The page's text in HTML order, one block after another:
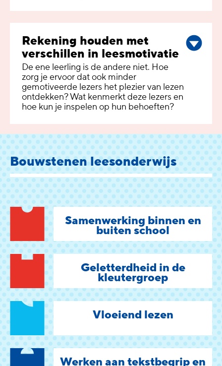
Rekening houden met
verschillen in leesmotivatie
De ene leerling is de andere niet. Hoe
zorg je ervoor dat ook minder
gemotiveerde lezers het plezier van lezen
ontdekken? Wat kenmerkt deze lezers en
hoe kun je inspelen op hun behoeften?
Bouwstenen leesonderwijs
Samenwerking binnen en
buiten school
Geletterdheid in de
kleutergroep
Vloeiend lezen
Werken aan tekstbegrip en